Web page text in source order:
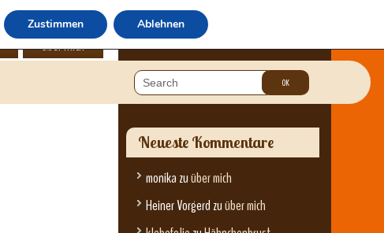
über mich
Neueste Kommentare
monika zuüber mich
Heiner Vorgerd zuüber mich
Zustimmen Ablehnen